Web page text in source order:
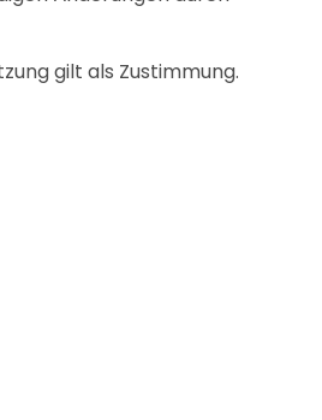
gilt als Zustimmung.